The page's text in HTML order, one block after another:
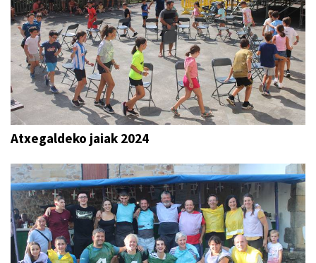
Atxegaldeko jaiak 2024